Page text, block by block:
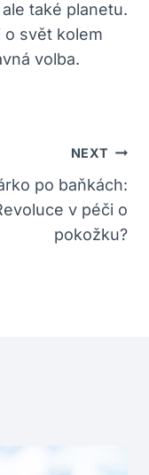
také planetu.
o svět kolem
volba.
NEXT
po baňkách:
v péči o
pokožku?